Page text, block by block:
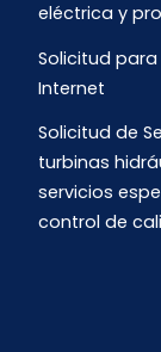
eléctrica y
Solicitud
Internet
Solicitud de
turbinas
servicios
control de